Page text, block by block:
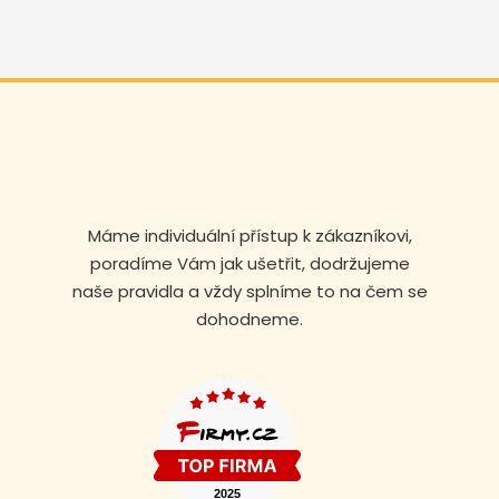
Máme individuální přístup k zákazníkovi,
poradíme Vám jak ušetřit, dodržujeme
naše pravidla a vždy splníme to na čem se
dohodneme.
+420 608 105 106